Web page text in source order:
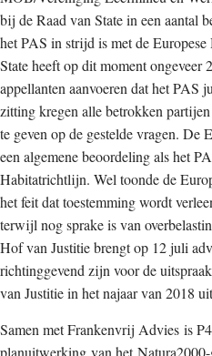
bij de Raad van State in een aantal
het PAS in strijd is met de
State heeft op dit moment ongeveer
appellanten aanvoeren dat het PAS
zitting kregen alle betrokken
te geven op de gestelde vragen. De
een algemene beoordeling als het
Habitatrichtlijn. Wel toonde de
het feit dat toestemming wordt
terwijl nog sprake is van
Hof van Justitie brengt op 12 juli
richtinggevend zijn voor de
van Justitie in het najaar van 2018
Samen met Frankenvrij Advies is
planuitwerking van het